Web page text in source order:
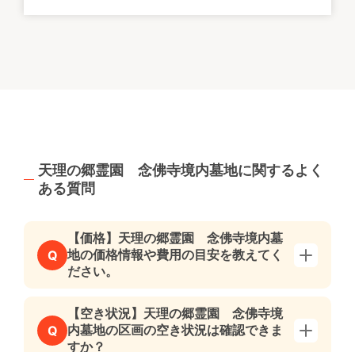
天理の郷霊園 念佛寺境内墓地に関するよく
ある質問
Q
【価格】天理の郷霊園 念佛寺境内墓
地の価格情報や費用の目安を教えてく
ださい。
Q
【空き状況】天理の郷霊園 念佛寺境
内墓地の区画の空き状況は確認できま
すか？